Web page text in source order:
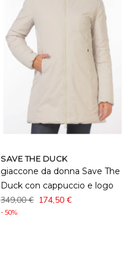
SAVE THE DUCK
giaccone da donna Save The
Duck con cappuccio e logo
349,00 € 174,50 €
- 50%